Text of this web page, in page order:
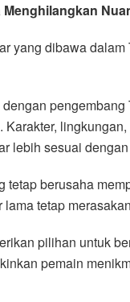
yang dibawa
lebih sesuai
tetap berusaha
tetap
pilihan untuk
pemain